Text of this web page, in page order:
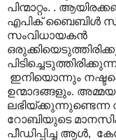
പിന്മാറ്റം. .
എപിക് ബൈബിൾ
സംവിധായകൻ
ഇനിയൊന്നും
ഉന്മാദങ്ങളും.
ലഭിയ്ക്കുന്നുണ്ടെന്ന
റോബിയുടെ
പീഡിപ്പിച്ച ആൾ,